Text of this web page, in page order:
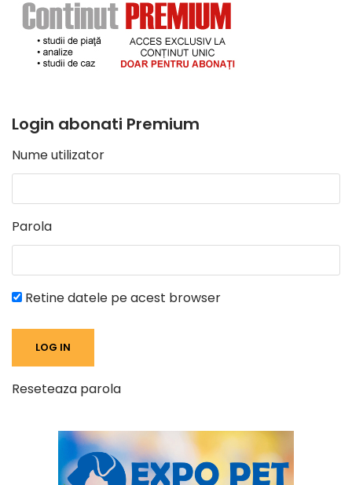
Login abonati Premium
Nume utilizator
Parola
Retine datele pe acest browser
Reseteaza parola